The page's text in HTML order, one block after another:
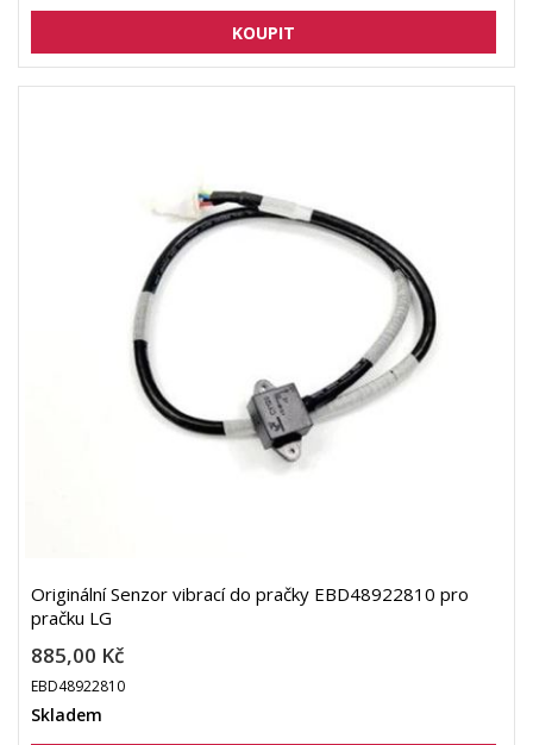
Originální Senzor vibrací do pračky EBD48922810 pro
pračku LG
885,00 Kč
EBD48922810
Skladem